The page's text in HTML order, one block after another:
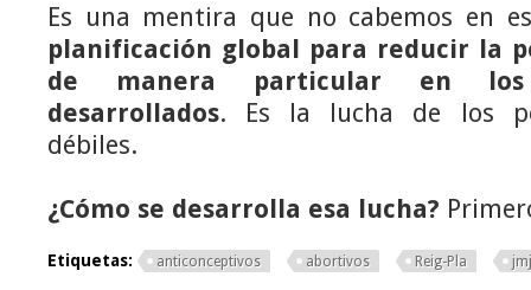
Es una mentira que no cabemos en
planificación global para reducir la
de manera particular en los
desarrollados. Es la lucha de los
débiles.
¿Cómo se desarrolla esa lucha?
Etiquetas: anticonceptivos abortivos Reig-Pla